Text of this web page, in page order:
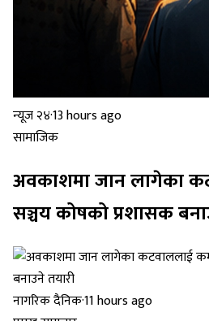
न्यूज २४·13 hours ago
सामाजिक
अवकाशमा जान लागेका
सञ्चय कोषको प्रशासक
नागरिक दैनिक·11 hours ago